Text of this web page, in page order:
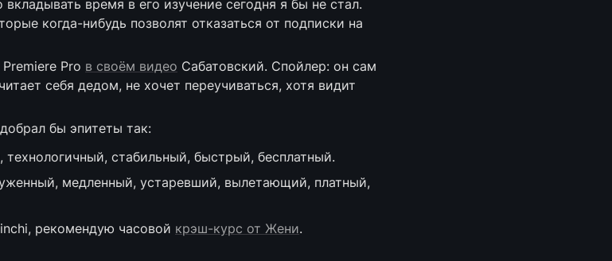
время в его изучение сегодня я бы не стал.
когда-нибудь позволят отказаться от подписки на
Pro в своём видео Сабатовский. Спойлер: он сам
себя дедом, не хочет переучиваться, хотя видит
бы эпитеты так:
стабильный, быстрый, бесплатный.
медленный, устаревший, вылетающий, платный,
рекомендую часовой крэш-курс от Жени.